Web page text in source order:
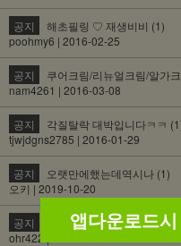
공지
해초필링 ♡ 재생비비 (1)
poohmy6 | 2016-02-25
공지
쿠어크림/리뉴얼크림/알가
nam4261 | 2016-03-08
공지
각질탈락 대박입니다ㅋㅋ
tjwjdgns2785 | 2016-01-29
공지
오랫만에했는데역시나 (1)
오키 | 2019-10-20
공지
평~~생 판매해주세요! (1)
ohr422 | 2017-02-14
앱다운로드